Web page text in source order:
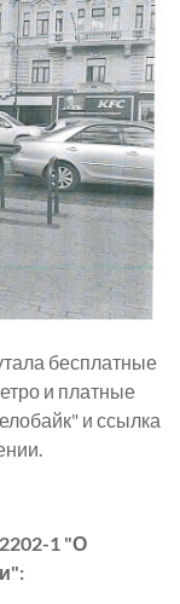
бесплатные
и платные
и ссылка
1 "О